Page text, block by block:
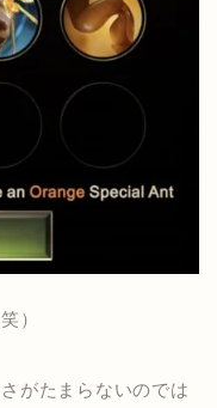
）
がたまらないのでは